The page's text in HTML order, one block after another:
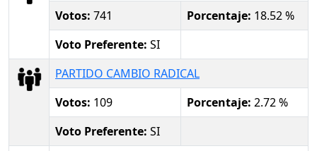
Votos: 741 Porcentaje: 18.52 %
Voto Preferente: SI
PARTIDO CAMBIO RADICAL
Votos: 109 Porcentaje: 2.72 %
Voto Preferente: SI